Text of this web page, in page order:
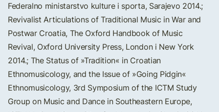
Federalno ministarstvo kulture i sporta, Sarajevo 2014.;
Revivalist Articulations of Traditional Music in War and
Postwar Croatia, The Oxford Handbook of Music
Revival, Oxford University Press, London i New York
2014.; The Status of »Tradition« in Croatian
Ethnomusicology, and the Issue of »Going Pidgin«
Ethnomusicology, 3rd Symposium of the ICTM Study
Group on Music and Dance in Southeastern Europe,